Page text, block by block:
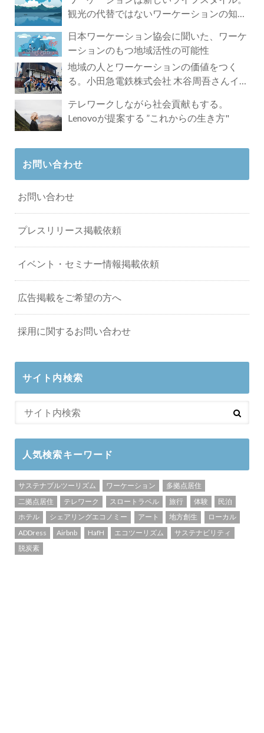
観光の代替ではないワーケーションの知ら
日本ワーケーション協会に聞いた、ワーケ
ーションのもつ地域活性の可能性
地域の人とワーケーションの価値をつく
る。小田急電鉄株式会社 木谷周吾さんイン
テレワークしながら社会貢献もする。
Lenovoが提案する ”これからの生き方"
お問い合わせ
お問い合わせ
プレスリリース掲載依頼
イベント・セミナー情報掲載依頼
広告掲載をご希望の方へ
採用に関するお問い合わせ
サイト内検索
人気検索キーワード
サステナブルツーリズム ワーケーション
多拠点居住
二拠点居住
テレワーク スロートラベル 旅行 体験
民泊
ホテル
シェアリングエコノミー アート 地方創生
ローカル
ADDress
Airbnb HafH エコツーリズム
サステナビリティ
脱炭素